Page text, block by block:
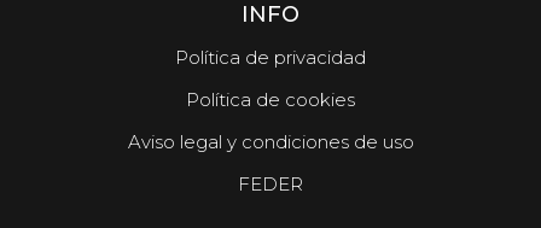
INFO
Política de privacidad
Política de cookies
Aviso legal y condiciones de uso
FEDER